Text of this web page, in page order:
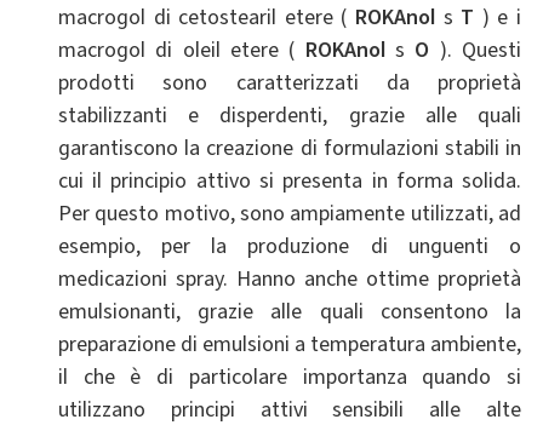
macrogol di cetostearil etere ( ROKAnol s T ) e i
macrogol di oleil etere ( ROKAnols O ). Questi
prodotti sono caratterizzati da proprietà
stabilizzanti e disperdenti, grazie alle quali
garantiscono la creazione di formulazioni stabili in
cui il principio attivo si presenta in forma solida.
Per questo motivo, sono ampiamente utilizzati, ad
esempio, per la produzione di unguenti o
medicazioni spray. Hanno anche ottime proprietà
emulsionanti, grazie alle quali consentono la
preparazione di emulsioni a temperatura ambiente,
il che è di particolare importanza quando si
utilizzano principi attivi sensibili alle alte